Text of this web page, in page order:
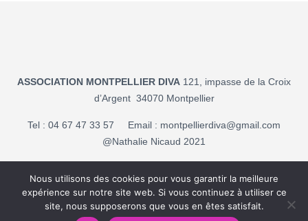
ASSOCIATION MONTPELLIER DIVA 121, impasse de la Croix
d’Argent 34070 Montpellier
Tel : 04 67 47 33 57 Email : montpellierdiva@gmail.com
@Nathalie Nicaud 2021
Politique de confidentialité
Nous utilisons des cookies pour vous garantir la meilleure
expérience sur notre site web. Si vous continuez à utiliser ce
site, nous supposerons que vous en êtes satisfait.